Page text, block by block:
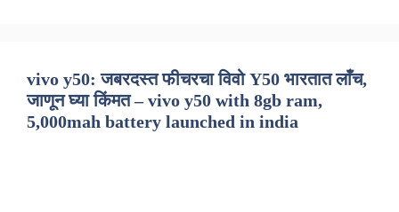
vivo y50: जबरदस्त फीचरचा विवो Y50 भारतात लाँच,
जाणून घ्या किंमत – vivo y50 with 8gb ram,
5,000mah battery launched in india